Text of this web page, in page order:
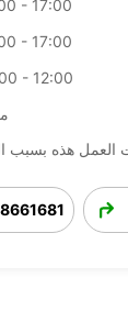
- 17:00
- 17:00
- 12:00